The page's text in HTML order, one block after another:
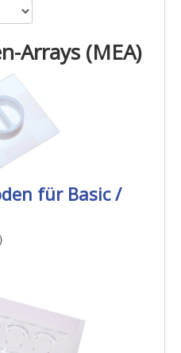
Arrays (MEA)
für Basic /